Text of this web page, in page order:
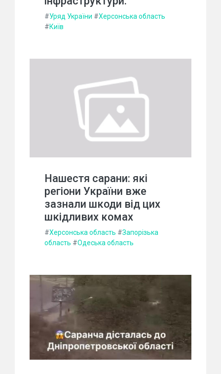
#Уряд України #Херсонська область
#Київ
Нашестя сарани: які
регіони України вже
зазнали шкоди від цих
шкідливих комах
#Херсонська область #Запорізька
область #Одеська область